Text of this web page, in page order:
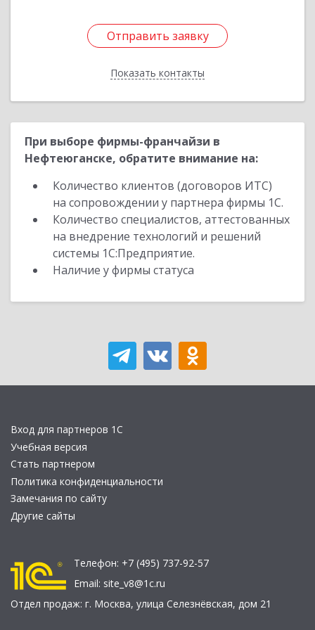
Отправить заявку
Показать контакты
Отправить заявку
Назад
При выборе фирмы-франчайзи в
Нефтеюганске, обратите внимание на:
Количество клиентов (договоров ИТС)
на сопровождении у партнера фирмы 1С.
Количество специалистов, аттестованных
на внедрение технологий и решений
системы 1С:Предприятие.
Наличие у фирмы статуса
Вход для партнеров 1С
Учебная версия
Стать партнером
Политика конфиденциальности
Замечания по сайту
Другие сайты
Телефон: +7 (495) 737-92-57
Email: site_v8@1c.ru
Отдел продаж: г. Москва, улица Селезнёвская, дом 21